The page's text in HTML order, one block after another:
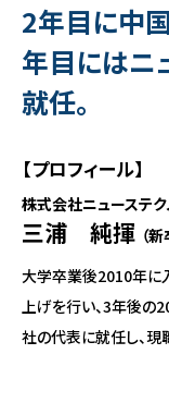
2年目に中
年目にはニ
就任。
【プロフィール】
株式会社ニューステ
三浦 純揮 （
大学卒業後2010年に
上げを行い、3年後の
社の代表に就任し、現